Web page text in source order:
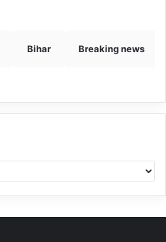
Bihar Breaking news